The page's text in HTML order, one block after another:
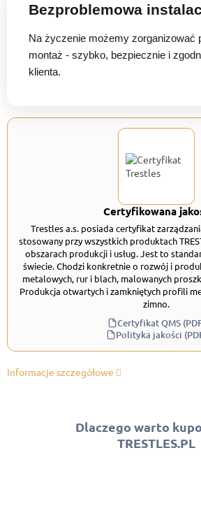
Bezproblemowa
Na życzenie możemy zorganizować
montaż - szybko, bezpiecznie i
klienta.
Certyfikowana
Trestles a.s. posiada certyfikat
stosowany przy wszystkich produktach
obszarach produkcji i usług. Jest to
świecie. Chodzi konkretnie o rozwój i
metalowych, rur i blach, malowanych
Produkcja otwartych i zamkniętych profili
zimno.
Certyfikat QMS
Polityka jakości
Informacje szczegółowe
Dlaczego warto
TRESTLES.PL